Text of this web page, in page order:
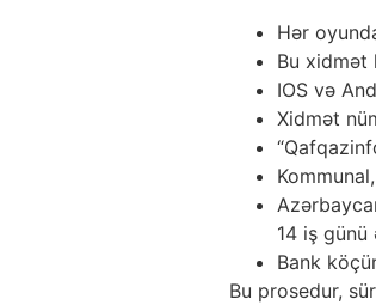
Hər
Bu xidmət
IOS və
Xidmət
14 iş
Bank
Bu prosedur,